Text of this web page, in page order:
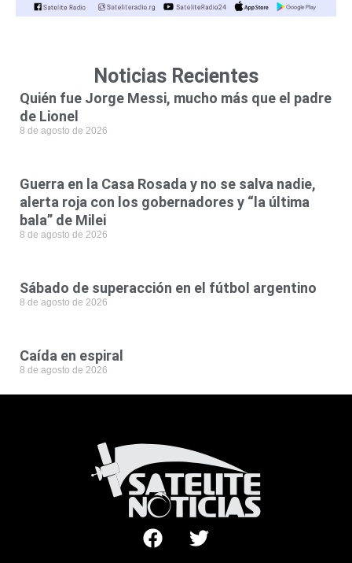
Noticias Recientes
Quién fue Jorge Messi, mucho más que el padre
de Lionel
8 de agosto de 2026
Guerra en la Casa Rosada y no se salva nadie,
alerta roja con los gobernadores y “la última
bala” de Milei
8 de agosto de 2026
Sábado de superacción en el fútbol argentino
8 de agosto de 2026
Caída en espiral
8 de agosto de 2026
F
a
T
w